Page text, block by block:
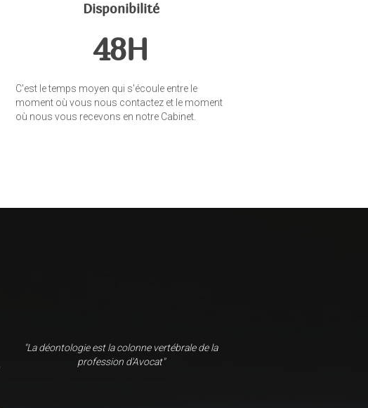
Disponibilité
48H
C'est le temps moyen qui s'écoule entre le
moment où vous nous contactez et le moment
où nous vous recevons en notre Cabinet.
"La déontologie est la colonne vertébrale de la
profession d'Avocat"